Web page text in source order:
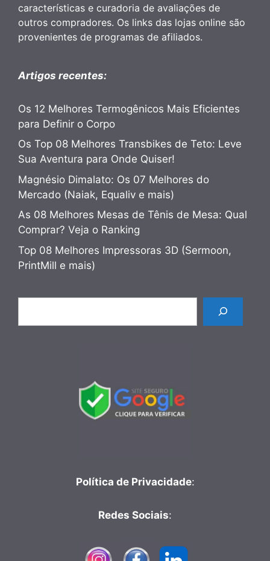
características e curadoria de avaliações de
outros compradores. Os links das lojas online são
provenientes de programas de afiliados.
Artigos recentes:
Os 12 Melhores Termogênicos Mais Eficientes
para Definir o Corpo
Os Top 08 Melhores Transbikes de Teto: Leve
Sua Aventura para Onde Quiser!
Magnésio Dimalato: Os 07 Melhores do
Mercado (Naiak, Equaliv e mais)
As 08 Melhores Mesas de Tênis de Mesa: Qual
Comprar? Veja o Ranking
Top 08 Melhores Impressoras 3D (Sermoon,
PrintMill e mais)
Política de Privacidade:
Redes Sociais: